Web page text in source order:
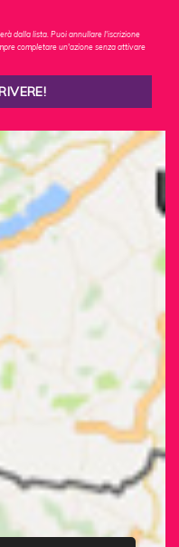
dalla lista. Puoi annullare l'iscrizione
completare un'azione senza attivare